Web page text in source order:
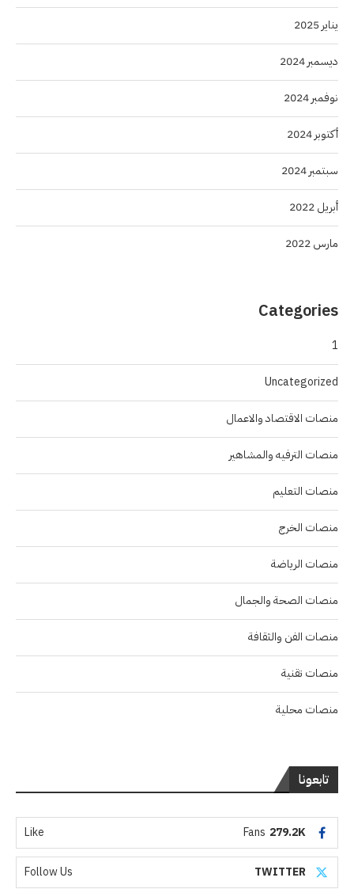
يناير 2025
ديسمبر 2024
نوفمبر 2024
أكتوبر 2024
سبتمبر 2024
أبريل 2022
مارس 2022
Categories
1
Uncategorized
منصات الاقتصاد والاعمال
منصات الترفيه والمشاهير
منصات التعليم
منصات الخرج
منصات الرياضة
منصات الصحة والجمال
منصات الفن والثقافة
منصات تقنية
منصات محلية
تابعونا
279.2K
Fans
Like
TWITTER
Follow Us